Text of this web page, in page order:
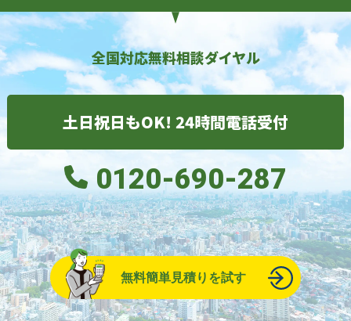
全国対応無料相談ダイヤル
土日祝日もOK! 24時間電話受付
0120-690-287
無料簡単見積りを試す